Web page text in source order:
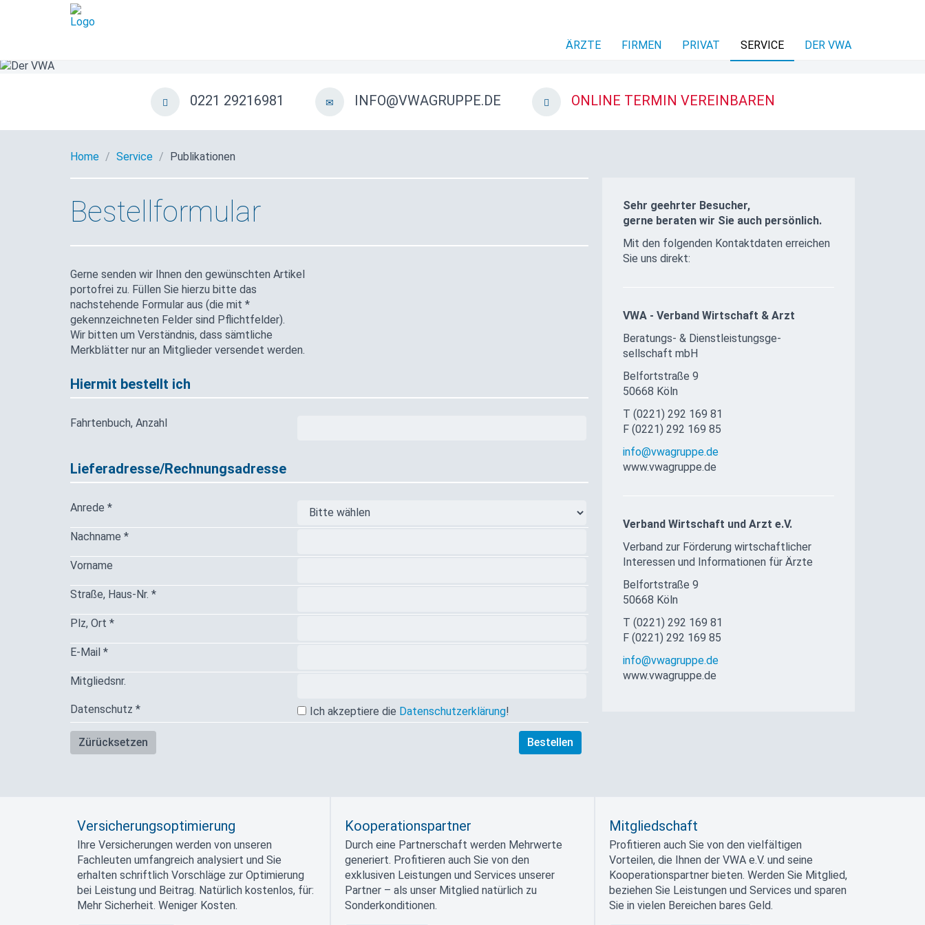
ÄRZTE FIRMEN PRIVAT SERVICE DER VWA
0221 29216981 INFO@VWAGRUPPE.DE ONLINE TERMIN VEREINBAREN
Home Service Publikationen
Bestellformular
Gerne senden wir Ihnen den gewünschten Artikel
portofrei zu. Füllen Sie hierzu bitte das
nachstehende Formular aus (die mit *
gekennzeichneten Felder sind Pflichtfelder).
Wir bitten um Verständnis, dass sämtliche
Merkblätter nur an Mitglieder versendet werden.
Hiermit bestellt ich
Fahrtenbuch, Anzahl
Lieferadresse/Rechnungsadresse
Anrede *
Nachname *
Vorname
Straße, Haus-Nr. *
Plz, Ort *
E-Mail *
Mitgliedsnr.
Datenschutz * Ich akzeptiere die Datenschutzerklärung!
Sehr geehrter Besucher,
gerne beraten wir Sie auch persönlich.
Mit den folgenden Kontaktdaten erreichen
Sie uns direkt:
VWA - Verband Wirtschaft & Arzt
Beratungs- & Dienst­leis­tungs­ge­
sellschaft mbH
Belfortstraße 9
50668 Köln
T (0221) 292 169 81
F (0221) 292 169 85
info@vwagruppe.de
www.vwagruppe.de
Verband Wirtschaft und Arzt e.V.
Verband zur Förderung wirtschaftlicher
Interessen und Informationen für Ärzte
Belfortstraße 9
50668 Köln
T (0221) 292 169 81
F (0221) 292 169 85
info@vwagruppe.de
www.vwagruppe.de
Versicherungsoptimierung
Ihre Versicherungen werden von unseren
Fachleuten umfangreich analysiert und Sie
erhalten schriftlich Vorschläge zur Optimierung
bei Leistung und Beitrag. Natürlich kostenlos, für:
Mehr Sicherheit. Weniger Kosten.
Kooperationspartner
Durch eine Partnerschaft werden Mehrwerte
generiert. Profitieren auch Sie von den
exklusiven Leistungen und Services unserer
Partner – als unser Mitglied natürlich zu
Sonderkonditionen.
Mitgliedschaft
Profitieren auch Sie von den vielfältigen
Vorteilen, die Ihnen der VWA e.V. und seine
Kooperationspartner bieten. Werden Sie Mitglied,
beziehen Sie Leistungen und Services und sparen
Sie in vielen Bereichen bares Geld.